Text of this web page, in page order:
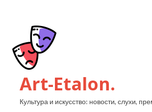
Art-Etalon.
Культура и искусство: новости, слухи,